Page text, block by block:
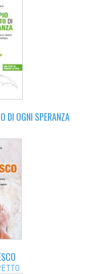
DI OGNI SPERANZA